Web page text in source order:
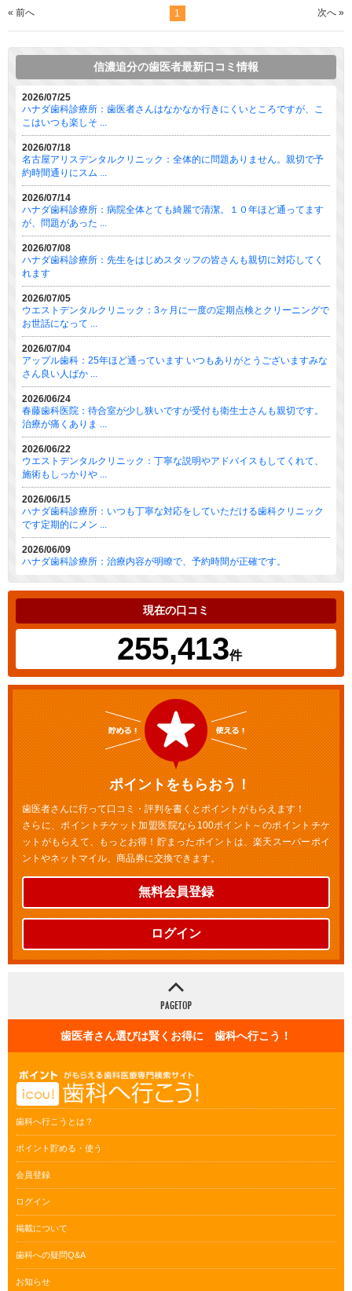
« 前へ 1 次へ »
信濃追分の歯医者最新口コミ情報
2026/07/25
ハナダ歯科診療所：歯医者さんはなかなか行きにくいところですが、こ
こはいつも楽しそ ...
2026/07/18
名古屋アリスデンタルクリニック：全体的に問題ありません。親切で予
約時間通りにスム ...
2026/07/14
ハナダ歯科診療所：病院全体とても綺麗で清潔。１０年ほど通ってます
が、問題があった ...
2026/07/08
ハナダ歯科診療所：先生をはじめスタッフの皆さんも親切に対応してく
れます
2026/07/05
ウエストデンタルクリニック：3ヶ月に一度の定期点検とクリーニングで
お世話になって ...
2026/07/04
アップル歯科：25年ほど通っています いつもありがとうございますみな
さん良い人ばか ...
2026/06/24
春藤歯科医院：待合室が少し狭いですが受付も衛生士さんも親切です。
治療が痛くありま ...
2026/06/22
ウエストデンタルクリニック：丁寧な説明やアドバイスもしてくれて、
施術もしっかりや ...
2026/06/15
ハナダ歯科診療所：いつも丁寧な対応をしていただける歯科クリニック
です定期的にメン ...
2026/06/09
ハナダ歯科診療所：治療内容が明瞭で、予約時間が正確です。
現在の口コミ
255,413件
ポイントをもらおう！
歯医者さんに行って口コミ・評判を書くとポイントがもらえます！
さらに、ポイントチケット加盟医院なら100ポイント～のポイントチケ
ットがもらえて、もっとお得！貯まったポイントは、楽天スーパーポイ
ントやネットマイル、商品券に交換できます。
無料会員登録
ログイン
歯医者さん選びは賢くお得に 歯科へ行こう！
歯科へ行こうとは？
ポイント貯める・使う
会員登録
ログイン
掲載について
歯科への疑問Q&A
お知らせ